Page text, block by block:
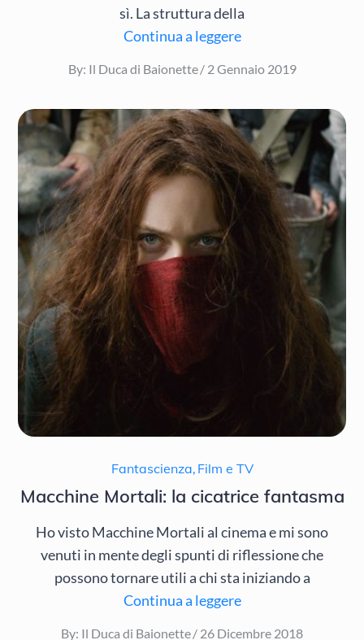
sì. La struttura della
Continua a leggere
By: Il Duca di Baionette
Posted
2 Gennaio 2019
Fantascienza, Film e TV
Macchine Mortali: la cicatrice fantasma
Ho visto Macchine Mortali al cinema e mi sono
venuti in mente degli spunti di riflessione che
possono tornare utili a chi sta iniziando a
Continua a leggere
By: Il Duca di Baionette Posted
26 Dicembre 2018